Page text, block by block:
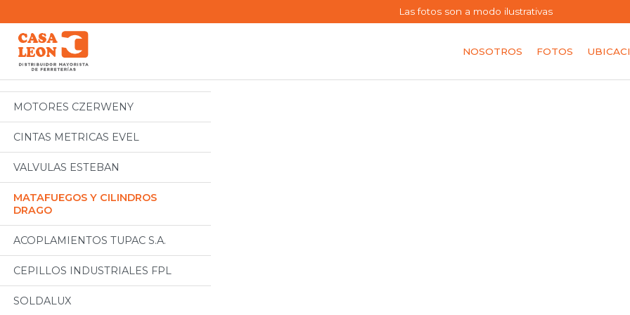
Las fotos son a modo ilustrativas
NOSOTROS FOTOS
Categorias
Todos
MOTORES CZERWENY
CINTAS METRICAS EVEL
VALVULAS ESTEBAN
MATAFUEGOS Y CILINDROS
DRAGO
ACOPLAMIENTOS TUPAC S.A.
CEPILLOS INDUSTRIALES FPL
SOLDALUX